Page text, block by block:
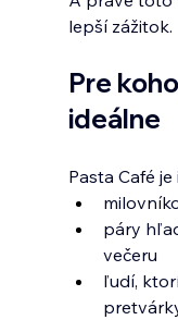
lepší zážitok.
Pre
ideálne
Pasta Café
páry
večeru
ľudí,